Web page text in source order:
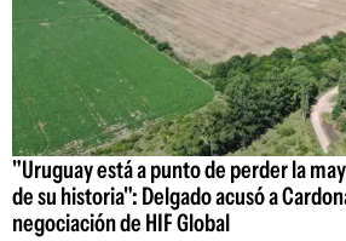
"Uruguay está a punto de perder la
de su historia": Delgado acusó a
negociación de HIF Global